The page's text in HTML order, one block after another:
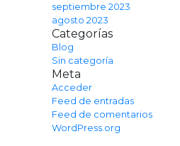
septiembre 2023
agosto 2023
Categorías
Blog
Sin categoría
Meta
Acceder
Feed de entradas
Feed de comentarios
WordPress.org